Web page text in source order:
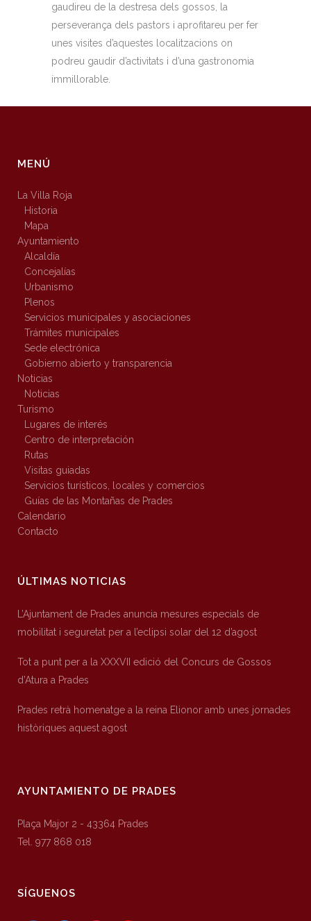
gaudireu de la destresa dels gossos, la
perseverança dels pastors i aprofitareu per fer
unes visites d’aquestes localitzacions on
podreu gaudir d’activitats i d’una gastronomia
immillorable.
MENÚ
La Villa Roja
Historia
Mapa
Ayuntamiento
Alcaldía
Concejalías
Urbanismo
Plenos
Servicios municipales y asociaciones
Trámites municipales
Sede electrónica
Gobierno abierto y transparencia
Noticias
Noticias
Turismo
Lugares de interés
Centro de interpretación
Rutas
Visitas guiadas
Servicios turísticos, locales y comercios
Guías de las Montañas de Prades
Calendario
Contacto
ÚLTIMAS NOTICIAS
L’Ajuntament de Prades anuncia mesures especials de
mobilitat i seguretat per a l’eclipsi solar del 12 d’agost
Tot a punt per a la XXXVII edició del Concurs de Gossos
d’Atura a Prades
Prades retrà homenatge a la reina Elionor amb unes jornades
històriques aquest agost
AYUNTAMIENTO DE PRADES
Plaça Major 2 - 43364 Prades
Tel. 977 868 018
SÍGUENOS